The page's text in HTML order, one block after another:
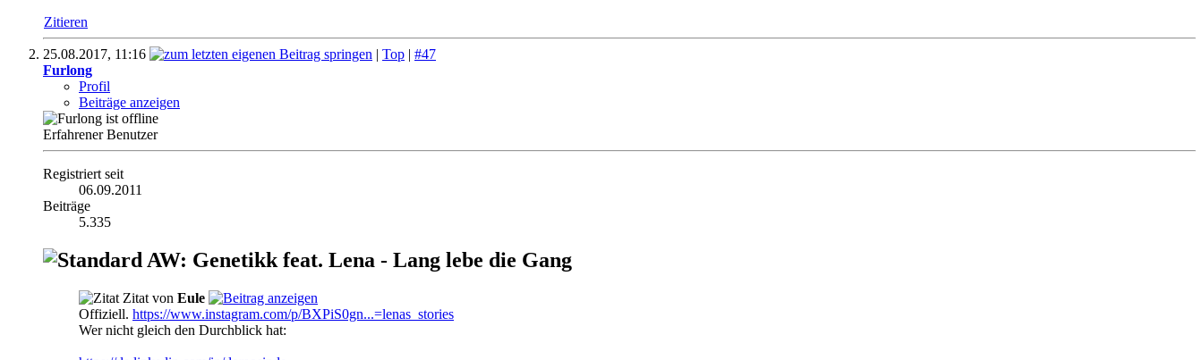
Zitieren
25.08.2017, 11:16 | Top | #47
Furlong
Profil
Beiträge anzeigen
Erfahrener Benutzer
Registriert seit
06.09.2011
Beiträge
5.335
AW: Genetikk feat. Lena - Lang lebe die Gang
Zitat von Eule
Offiziell. https://www.instagram.com/p/BXPiS0gn...=lenas_stories
Wer nicht gleich den Durchblick hat: